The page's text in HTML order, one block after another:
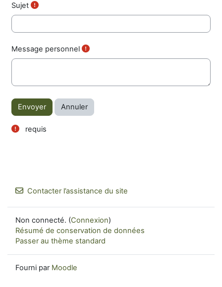
Sujet
Message personnel
Actions de formulaire
requis
Contacter l’assistance du site
Non connecté. (Connexion)
Résumé de conservation de données
Passer au thème standard
Fourni par Moodle